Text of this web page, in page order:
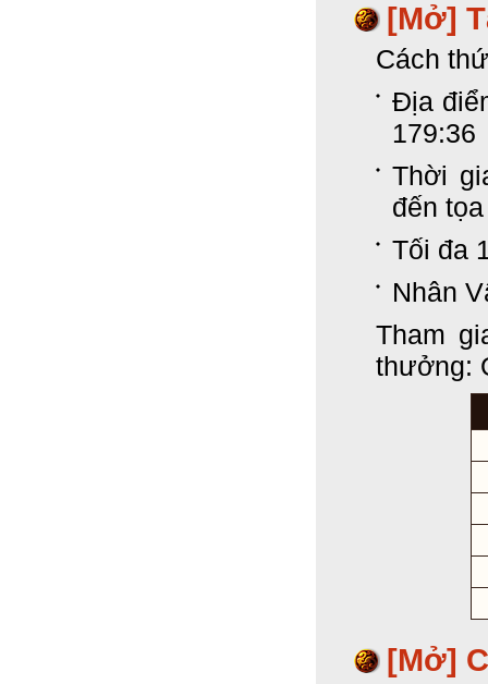
[Mở]
Cách
Địa
179:36
Thời
đến
Tối đa
Nhân
Tham
thưởng:
[Mở]